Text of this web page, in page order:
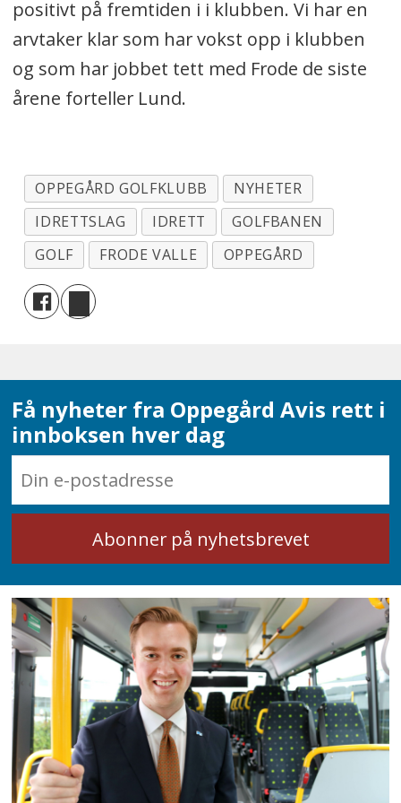
positivt på fremtiden i i klubben. Vi har en
arvtaker klar som har vokst opp i klubben
og som har jobbet tett med Frode de siste
årene forteller Lund.
OPPEGÅRD GOLFKLUBB
NYHETER
IDRETTSLAG
IDRETT
GOLFBANEN
GOLF
FRODE VALLE OPPEGÅRD
Få nyheter fra Oppegård Avis rett i
innboksen hver dag